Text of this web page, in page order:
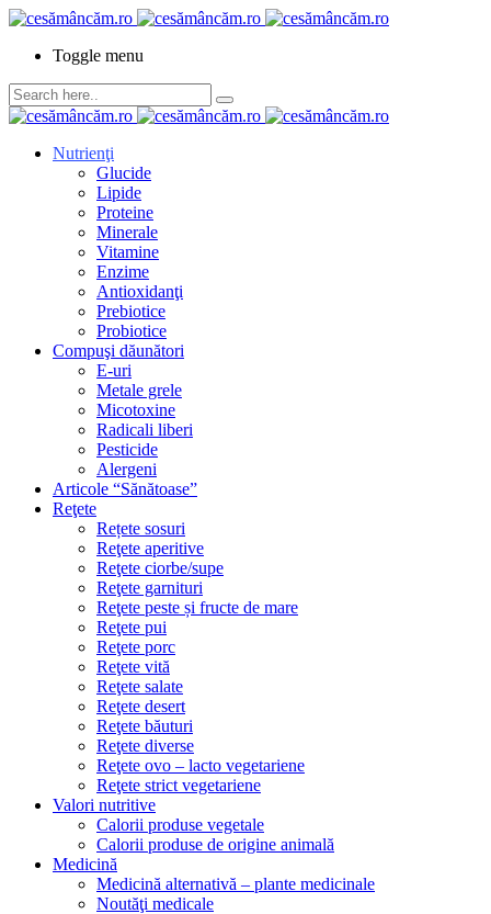
Toggle menu
Nutrienţi
Glucide
Lipide
Proteine
Minerale
Vitamine
Enzime
Antioxidanţi
Prebiotice
Probiotice
Compuşi dăunători
E-uri
Metale grele
Micotoxine
Radicali liberi
Pesticide
Alergeni
Articole “Sănătoase”
Reţete
Rețete sosuri
Reţete aperitive
Reţete ciorbe/supe
Reţete garnituri
Reţete peste și fructe de mare
Reţete pui
Reţete porc
Reţete vită
Reţete salate
Reţete desert
Reţete băuturi
Reţete diverse
Reţete ovo – lacto vegetariene
Reţete strict vegetariene
Valori nutritive
Calorii produse vegetale
Calorii produse de origine animală
Medicină
Medicină alternativă – plante medicinale
Noutăţi medicale